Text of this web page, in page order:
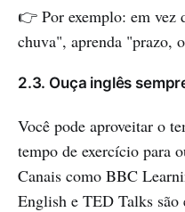
👉 Por exemplo: em vez
chuva", aprenda "prazo,
2.3. Ouça inglês
Você pode aproveitar o
tempo de exercício para
Canais como BBC
English e TED Talks são